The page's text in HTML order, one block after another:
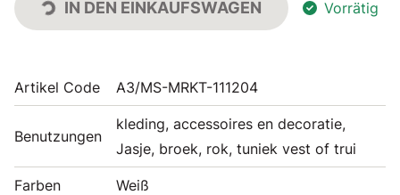
IN DEN EINKAUFSWAGEN Vorrätig
Artikel Code A3/MS-MRKT-111204
Benutzungen
kleding, accessoires en decoratie,
Jasje, broek, rok, tuniek vest of trui
Farben Weiß